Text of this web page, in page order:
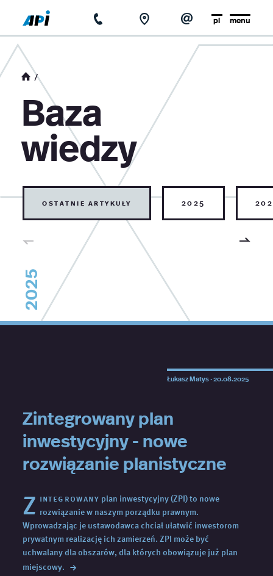
menu
pl
strona główna
aktualności
baza wiedzy
kontakt
Baza
wiedzy
ostatnie artykuły 2025
2025
Łukasz Matys ·20.08.2025
Zintegrowany plan
inwestycyjny - nowe
rozwiązanie planistyczne
Z integrowany plan inwestycyjny (ZPI) to nowe
rozwiązanie w naszym porządku prawnym.
Wprowadzając je ustawodawca chciał ułatwić inwestorom
prywatnym realizację ich zamierzeń. ZPI może być
uchwalany dla obszarów, dla których obowiązuje już plan
miejscowy. →